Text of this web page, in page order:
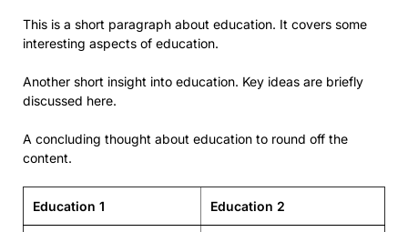
This is a short paragraph about education. It covers some
interesting aspects of education.
Another short insight into education. Key ideas are briefly
discussed here.
A concluding thought about education to round off the
content.
Education 1 Education 2